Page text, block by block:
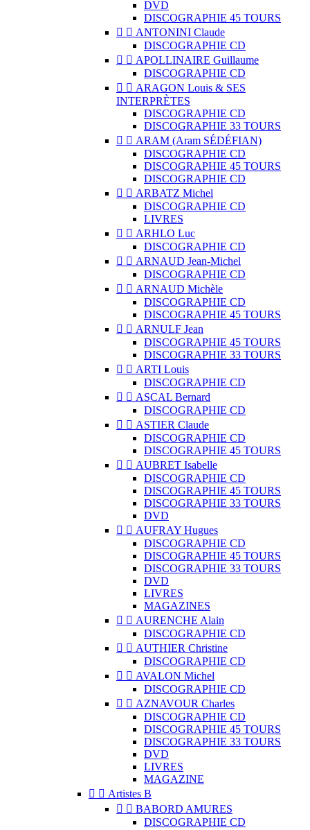
DVD
DISCOGRAPHIE 45 TOURS
  ANTONINI Claude
DISCOGRAPHIE CD
  APOLLINAIRE Guillaume
DISCOGRAPHIE CD
  ARAGON Louis & SES
INTERPRÈTES
DISCOGRAPHIE CD
DISCOGRAPHIE 33 TOURS
  ARAM (Aram SÉDÉFIAN)
DISCOGRAPHIE CD
DISCOGRAPHIE 45 TOURS
DISCOGRAPHIE CD
  ARBATZ Michel
DISCOGRAPHIE CD
LIVRES
  ARHLO Luc
DISCOGRAPHIE CD
  ARNAUD Jean-Michel
DISCOGRAPHIE CD
  ARNAUD Michèle
DISCOGRAPHIE CD
DISCOGRAPHIE 45 TOURS
  ARNULF Jean
DISCOGRAPHIE 45 TOURS
DISCOGRAPHIE 33 TOURS
  ARTI Louis
DISCOGRAPHIE CD
  ASCAL Bernard
DISCOGRAPHIE CD
  ASTIER Claude
DISCOGRAPHIE CD
DISCOGRAPHIE 45 TOURS
  AUBRET Isabelle
DISCOGRAPHIE CD
DISCOGRAPHIE 45 TOURS
DISCOGRAPHIE 33 TOURS
DVD
  AUFRAY Hugues
DISCOGRAPHIE CD
DISCOGRAPHIE 45 TOURS
DISCOGRAPHIE 33 TOURS
DVD
LIVRES
MAGAZINES
  AURENCHE Alain
DISCOGRAPHIE CD
  AUTHIER Christine
DISCOGRAPHIE CD
  AVALON Michel
DISCOGRAPHIE CD
  AZNAVOUR Charles
DISCOGRAPHIE CD
DISCOGRAPHIE 45 TOURS
DISCOGRAPHIE 33 TOURS
DVD
LIVRES
MAGAZINE
  Artistes B
  BABORD AMURES
DISCOGRAPHIE CD